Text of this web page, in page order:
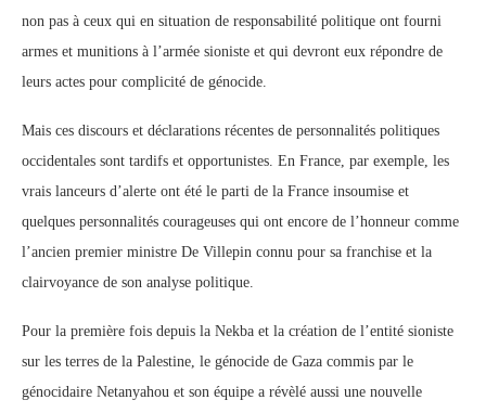
non pas à ceux qui en situation de responsabilité politique ont fourni
armes et munitions à l’armée sioniste et qui devront eux répondre de
leurs actes pour complicité de génocide.
Mais ces discours et déclarations récentes de personnalités politiques
occidentales sont tardifs et opportunistes. En France, par exemple, les
vrais lanceurs d’alerte ont été le parti de la France insoumise et
quelques personnalités courageuses qui ont encore de l’honneur comme
l’ancien premier ministre De Villepin connu pour sa franchise et la
clairvoyance de son analyse politique.
Pour la première fois depuis la Nekba et la création de l’entité sioniste
sur les terres de la Palestine, le génocide de Gaza commis par le
génocidaire Netanyahou et son équipe a révèlé aussi une nouvelle